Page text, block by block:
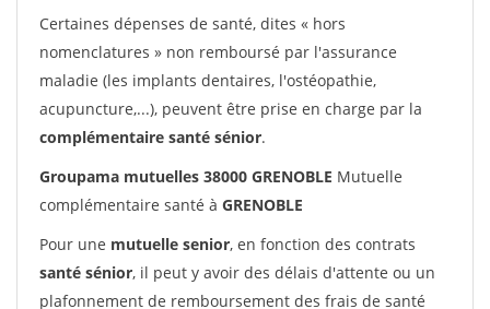
Certaines dépenses de santé, dites « hors
nomenclatures » non remboursé par l'assurance
maladie (les implants dentaires, l'ostéopathie,
acupuncture,...), peuvent être prise en charge par la
complémentaire santé sénior.
Groupama mutuelles 38000 GRENOBLE Mutuelle
complémentaire santé à GRENOBLE
Pour une mutuelle senior, en fonction des contrats
santé sénior, il peut y avoir des délais d'attente ou un
plafonnement de remboursement des frais de santé